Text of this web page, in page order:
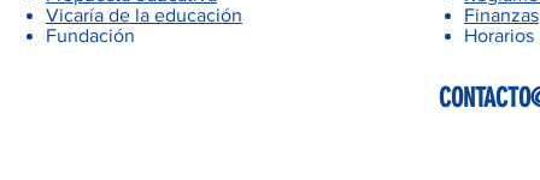
Vicaría de la educación
Fundación
Finanzas
Horarios